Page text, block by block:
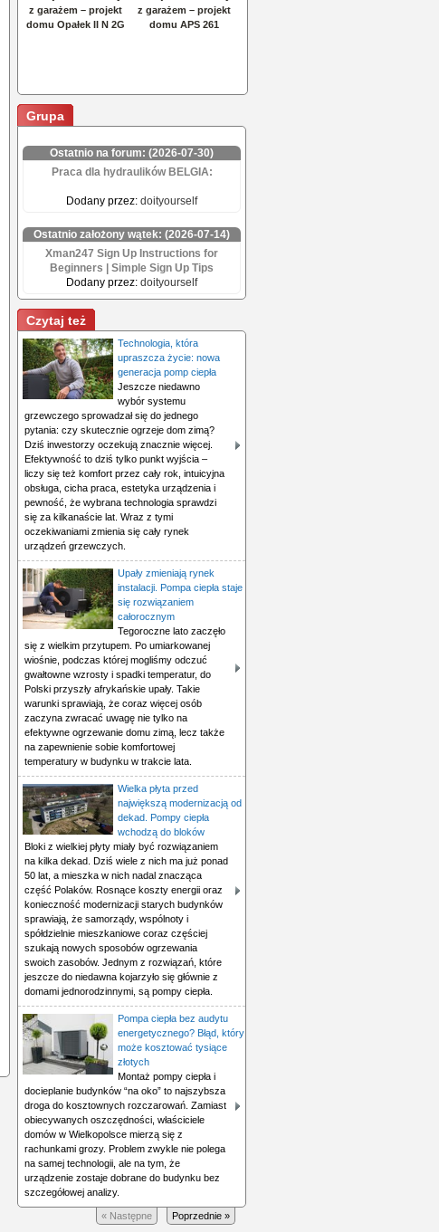
Grupa
Ostatnio na forum: (2026-07-30)
Praca dla hydraulików BELGIA:
Dodany przez: doityourself
Ostatnio założony wątek: (2026-07-14)
Xman247 Sign Up Instructions for
Beginners | Simple Sign Up Tips
Dodany przez: doityourself
Czytaj też
Technologia, która
upraszcza życie: nowa
generacja pomp ciepła
Jeszcze niedawno
wybór systemu
grzewczego sprowadzał się do jednego
pytania: czy skutecznie ogrzeje dom zimą?
Dziś inwestorzy oczekują znacznie więcej.
Efektywność to dziś tylko punkt wyjścia –
liczy się też komfort przez cały rok, intuicyjna
obsługa, cicha praca, estetyka urządzenia i
pewność, że wybrana technologia sprawdzi
się za kilkanaście lat. Wraz z tymi
oczekiwaniami zmienia się cały rynek
urządzeń grzewczych.
Upały zmieniają rynek
instalacji. Pompa ciepła staje
się rozwiązaniem
całorocznym
Tegoroczne lato zaczęło
się z wielkim przytupem. Po umiarkowanej
wiośnie, podczas której mogliśmy odczuć
gwałtowne wzrosty i spadki temperatur, do
Polski przyszły afrykańskie upały. Takie
warunki sprawiają, że coraz więcej osób
zaczyna zwracać uwagę nie tylko na
efektywne ogrzewanie domu zimą, lecz także
na zapewnienie sobie komfortowej
temperatury w budynku w trakcie lata.
Wielka płyta przed
największą modernizacją od
dekad. Pompy ciepła
wchodzą do bloków
Bloki z wielkiej płyty miały być rozwiązaniem
na kilka dekad. Dziś wiele z nich ma już ponad
50 lat, a mieszka w nich nadal znacząca
część Polaków. Rosnące koszty energii oraz
konieczność modernizacji starych budynków
sprawiają, że samorządy, wspólnoty i
spółdzielnie mieszkaniowe coraz częściej
szukają nowych sposobów ogrzewania
swoich zasobów. Jednym z rozwiązań, które
jeszcze do niedawna kojarzyło się głównie z
domami jednorodzinnymi, są pompy ciepła.
Pompa ciepła bez audytu
energetycznego? Błąd, który
może kosztować tysiące
złotych
Montaż pompy ciepła i
docieplanie budynków “na oko” to najszybsza
droga do kosztownych rozczarowań. Zamiast
obiecywanych oszczędności, właściciele
domów w Wielkopolsce mierzą się z
rachunkami grozy. Problem zwykle nie polega
na samej technologii, ale na tym, że
urządzenie zostaje dobrane do budynku bez
szczegółowej analizy.
Poprzednie »
« Następne